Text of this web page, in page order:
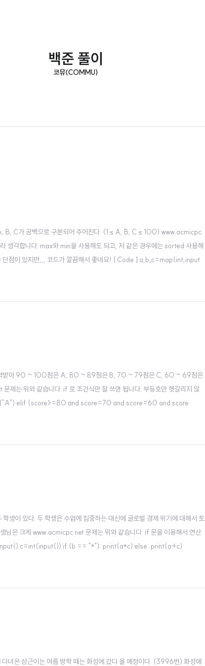
백준 풀이
코뮤(COMMU)
C가 공백으로 구분되어 주어진다. (1 ≤ A, B, C ≤ 100) www.acmicpc.
생각합니다. max와 min을 사용해도 되고, 저 같은 경우에는 sorted 사용해
단점이 있지만,,, 코드가 깔끔해서 좋네요! [ Code ] a,b,c=map(int,input
받아 90 ~ 100점은 A, 80 ~ 89점은 B, 70 ~ 79점은 C, 60 ~ 69점은
제는 위와 같습니다. if 로 조건식만 잘 쓰면 됩니다. 부등호만 헷갈리지 않
elif (score>=80 and score=70 and score=60 and score
있다. 두 학생은 수업에 집중하는 대신에 글로벌 경제 위기에 대해서 토
님은 크게 www.acmicpc.net 문제는 위와 같습니다. if 문을 이용해서 연산
c=int(input()) if (b == "*"): print(a*c) else: print(a+c)
온 상근이는 여름 방학 때는 화성에 갔다 올 예정이다. (3996번) 화성에